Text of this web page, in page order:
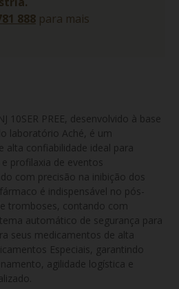
888 para mais
10SER PREE, desenvolvido à base
laboratório Aché, é um
alta confiabilidade ideal para
profilaxia de eventos
com precisão na inibição dos
é indispensável no pós-
tromboses, contando com
automático de segurança para
seus medicamentos de alta
Especiais, garantindo
agilidade logística e